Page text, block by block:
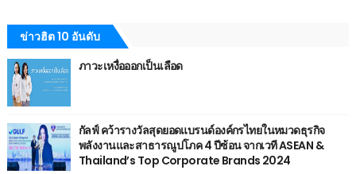
ข่าวฮิต 10 อันดับ
ภาวะเหงื่อออกเป็นเลือด
กัลฟ์ คว้ารางวัลสุดยอดแบรนด์องค์กรไทยในหมวดธุรกิจ
พลังงานและสาธารณูปโภค 4 ปีซ้อน จากเวที ASEAN &
Thailand’s Top Corporate Brands 2024